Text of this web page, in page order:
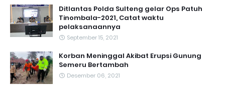
Ditlantas Polda Sulteng gelar Ops Patuh
Tinombala-2021, Catat waktu
pelaksanaannya
September 15, 2021
Korban Meninggal Akibat Erupsi Gunung
Semeru Bertambah
Desember 06, 2021